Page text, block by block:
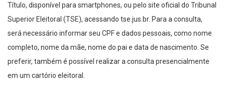
Título, disponível para smartphones, ou pelo site oficial do Tribunal
Superior Eleitoral (TSE), acessando tse.jus.br. Para a consulta,
será necessário informar seu CPF e dados pessoais, como nome
completo, nome da mãe, nome do pai e data de nascimento. Se
preferir, também é possível realizar a consulta presencialmente
em um cartório eleitoral.